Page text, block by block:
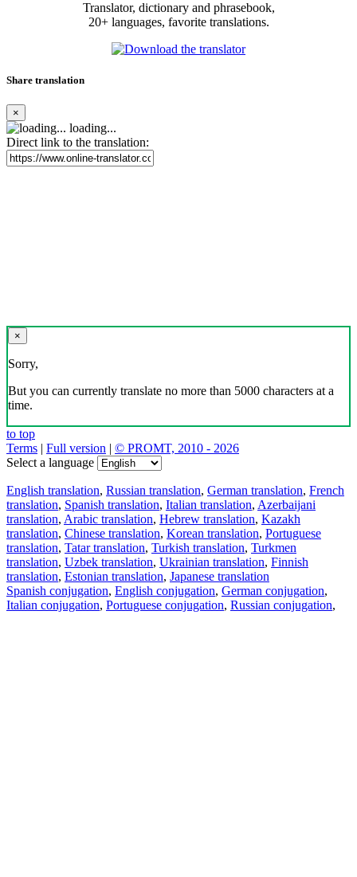
Translator, dictionary and phrasebook,
20+ languages, favorite translations.
Share translation
×
loading...
Direct link to the translation:
×
Sorry,
But you can currently translate no more than 5000 characters at a
time.
to top
Terms | Full version | © PROMT, 2010 - 2026
Select a language
English translation, Russian translation, German translation, French
translation, Spanish translation, Italian translation, Azerbaijani
translation, Arabic translation, Hebrew translation, Kazakh
translation, Chinese translation, Korean translation, Portuguese
translation, Tatar translation, Turkish translation, Turkmen
translation, Uzbek translation, Ukrainian translation, Finnish
translation, Estonian translation, Japanese translation
Spanish conjugation, English conjugation, German conjugation,
Italian conjugation, Portuguese conjugation, Russian conjugation,